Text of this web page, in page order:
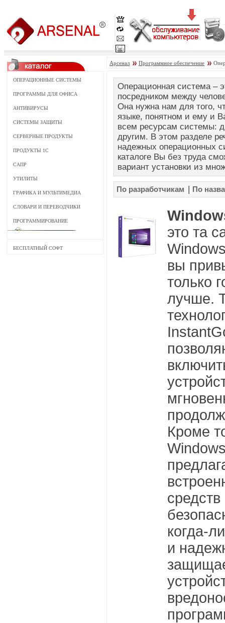
ОПЕРАЦИОННЫЕ СИСТЕМЫ
ПРОГРАММЫ ДЛЯ ОФИСА
АНТИВИРУСЫ
СИСТЕМЫ ЗАЩИТЫ
СЕРВЕРНЫЕ ПРОДУКТЫ
ПРОДУКТЫ 1С
САПР
УТИЛИТЫ
ГРАФИКА И МУЛЬТИМЕДИА
СЛОВАРИ И ПЕРЕВОДЧИКИ
ПРОГРАММИРОВАНИЕ
БЕСПЛАТНЫЙ СОФТ
Арсенал Программное обеспечение
Операционная система –
посредником между
Она нужна нам для того,
языке, понятном и ему и
всем ресурсам системы:
другим. В этом разделе
надежных операционных
каталоге Вы без труда
вариант установки из
По разработчикам | По
это та
вы
только
лучше.
Кроме
средств
когда-
и